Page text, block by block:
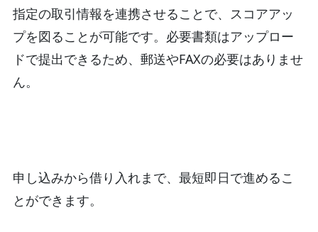
指定の取引情報を連携させることで、スコアアッ
プを図ることが可能です。必要書類はアップロー
ドで提出できるため、郵送やFAXの必要はありませ
ん。
申し込みから借り入れまで、最短即日で進めるこ
とができます。